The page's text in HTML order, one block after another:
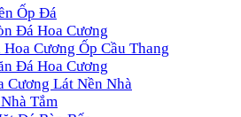
Ốp Đá
Đá Hoa Cương
Cương Ốp Cầu Thang
Đá Hoa Cương
Cương Lát Nền Nhà
Tắm